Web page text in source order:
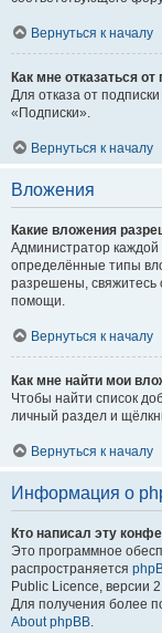
Вернуться к началу
Как мне отказаться от
Для отказа от
«Подписки».
Вернуться к началу
Вложения
Какие вложения
Администратор
определённые типы
разрешены, свяжитесь
помощи.
Вернуться к началу
Как мне найти мои
Чтобы найти список
личный раздел и
Вернуться к началу
Информация о
Кто написал эту
Это программное
распространяется
Public Licence, версии
Для получения более
About phpBB.